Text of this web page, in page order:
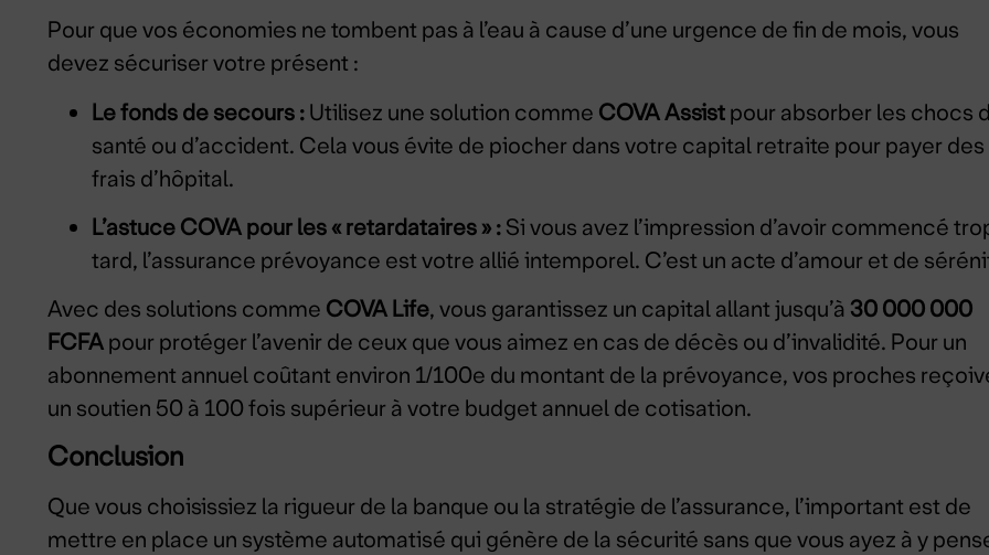
Pour que vos économies ne tombent pas à l’eau à cause d’une urgence de fin de mois, vous
devez sécuriser votre présent :
Le fonds de secours :Utilisez une solution comme COVA Assistpour absorber les chocs
santé ou d’accident. Cela vous évite de piocher dans votre capital retraite pour payer des
frais d’hôpital.
L’astuce COVA pour les « retardataires » :Si vous avez l’impression d’avoir commencé
tard, l’assurance prévoyance est votre allié intemporel. C’est un acte d’amour et de
Avec des solutions comme COVA Life, vous garantissez un capital allant jusqu’à 30 000 000
FCFApour protéger l’avenir de ceux que vous aimez en cas de décès ou d’invalidité. Pour un
abonnement annuel coûtant environ 1/100e du montant de la prévoyance, vos proches
un soutien 50 à 100 fois supérieur à votre budget annuel de cotisation.
Conclusion
Que vous choisissiez la rigueur de la banque ou la stratégie de l’assurance, l’important est de
mettre en place un système automatisé qui génère de la sécurité sans que vous ayez à y